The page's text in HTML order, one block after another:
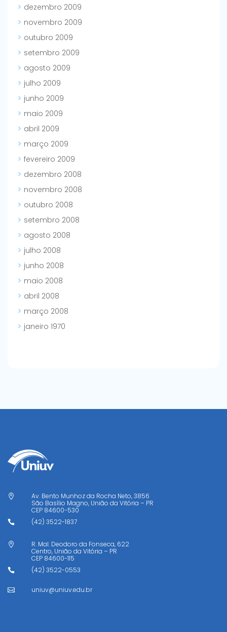
dezembro 2009
novembro 2009
outubro 2009
setembro 2009
agosto 2009
julho 2009
junho 2009
maio 2009
abril 2009
março 2009
fevereiro 2009
dezembro 2008
novembro 2008
outubro 2008
setembro 2008
agosto 2008
julho 2008
junho 2008
maio 2008
abril 2008
março 2008
janeiro 1970

Av. Bento Munhoz da Rocha Neto, 3856
São Basílio Magno, União da Vitória – PR
CEP 84600-530
 (42) 3522-1837

R. Mal. Deodoro da Fonseca, 622
Centro, União da Vitória – PR
CEP 84600-115
 (42) 3522-0553
 uniuv@uniuv.edu.br